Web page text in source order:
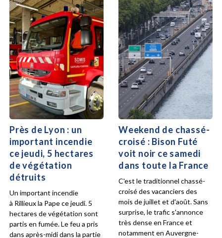
Près de Lyon : un
important incendie
ce jeudi, 5 hectares
de végétation
détruits
Un important incendie
à Rillieux la Pape ce jeudi. 5
hectares de végétation sont
partis en fumée. Le feu a pris
dans après-midi dans la partie
Weekend de chassé-
croisé : Bison Futé
voit noir ce samedi
dans toute la France
C'est le traditionnel chassé-
croisé des vacanciers des
mois de juillet et d'août. Sans
surprise, le trafic s'annonce
très dense en France et
notamment en Auvergne-